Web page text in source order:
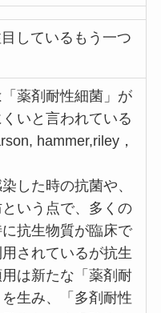
しているもう一つ
薬剤耐性細菌」が
いと言われている
hammer,riley，
した時の抗菌や、
いう点で、多くの
抗生物質が臨床で
されているが抗生
は新たな「薬剤耐
生み、「多剤耐性